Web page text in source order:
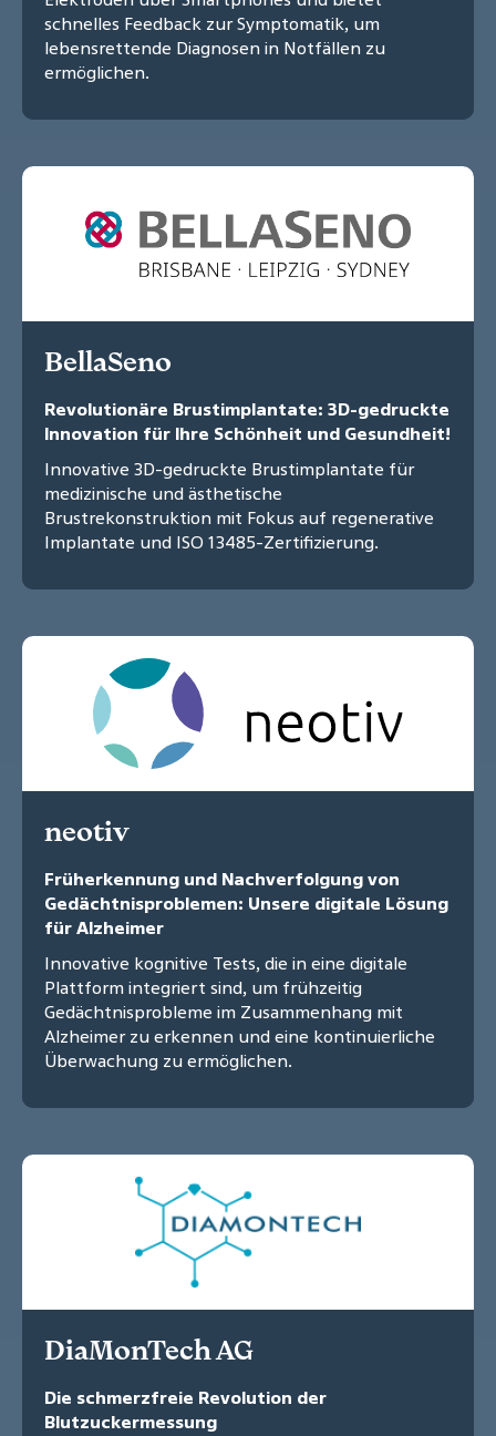
schnelles Feedback zur Symptomatik, um
lebensrettende Diagnosen in Notfällen zu
ermöglichen.
BellaSeno
Revolutionäre Brustimplantate: 3D-gedruckte
Innovation für Ihre Schönheit und Gesundheit!
Innovative 3D-gedruckte Brustimplantate für
medizinische und ästhetische
Brustrekonstruktion mit Fokus auf regenerative
Implantate und ISO 13485-Zertifizierung.
neotiv
Früherkennung und Nachverfolgung von
Gedächtnisproblemen: Unsere digitale Lösung
für Alzheimer
Innovative kognitive Tests, die in eine digitale
Plattform integriert sind, um frühzeitig
Gedächtnisprobleme im Zusammenhang mit
Alzheimer zu erkennen und eine kontinuierliche
Überwachung zu ermöglichen.
DiaMonTech AG
Die schmerzfreie Revolution der
Blutzuckermessung